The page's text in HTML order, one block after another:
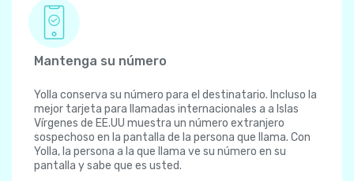
Mantenga su número
Yolla conserva su número para el destinatario. Incluso la
mejor tarjeta para llamadas internacionales a a Islas
Vírgenes de EE.UU muestra un número extranjero
sospechoso en la pantalla de la persona que llama. Con
Yolla, la persona a la que llama ve su número en su
pantalla y sabe que es usted.